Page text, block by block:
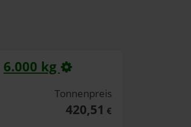
6.000 kg
Tonnenpreis
420,51 €